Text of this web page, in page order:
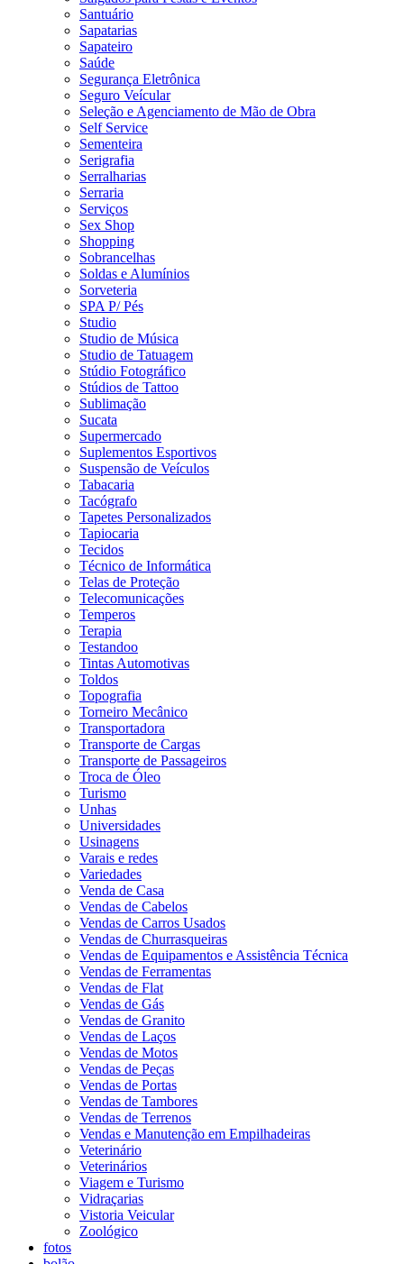
Santuário
Sapatarias
Sapateiro
Saúde
Segurança Eletrônica
Seguro Veícular
Seleção e Agenciamento de Mão de Obra
Self Service
Sementeira
Serigrafia
Serralharias
Serraria
Serviços
Sex Shop
Shopping
Sobrancelhas
Soldas e Alumínios
Sorveteria
SPA P/ Pés
Studio
Studio de Música
Studio de Tatuagem
Stúdio Fotográfico
Stúdios de Tattoo
Sublimação
Sucata
Supermercado
Suplementos Esportivos
Suspensão de Veículos
Tabacaria
Tacógrafo
Tapetes Personalizados
Tapiocaria
Tecidos
Técnico de Informática
Telas de Proteção
Telecomunicações
Temperos
Terapia
Testandoo
Tintas Automotivas
Toldos
Topografia
Torneiro Mecânico
Transportadora
Transporte de Cargas
Transporte de Passageiros
Troca de Óleo
Turismo
Unhas
Universidades
Usinagens
Varais e redes
Variedades
Venda de Casa
Vendas de Cabelos
Vendas de Carros Usados
Vendas de Churrasqueiras
Vendas de Equipamentos e Assistência Técnica
Vendas de Ferramentas
Vendas de Flat
Vendas de Gás
Vendas de Granito
Vendas de Laços
Vendas de Motos
Vendas de Peças
Vendas de Portas
Vendas de Tambores
Vendas de Terrenos
Vendas e Manutenção em Empilhadeiras
Veterinário
Veterinários
Viagem e Turismo
Vidraçarias
Vistoria Veicular
Zoológico
fotos